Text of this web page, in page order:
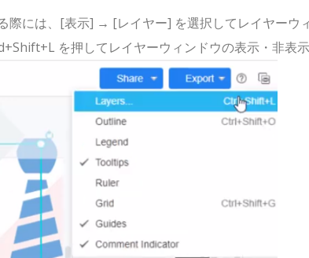
際には、[表示] → [レイヤー] を選択してレイヤーウ
を押してレイヤーウィンドウの表示・非表示